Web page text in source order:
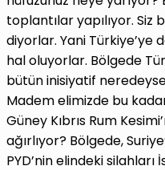
toplantılar yapılıyor. Siz
diyorlar. Yani
hal oluyorlar. Bölgede
bütün inisiyatif
Madem elimizde bu
Güney Kıbrıs Rum
ağırlıyor? Bölgede,
PYD’nin elindeki silahları